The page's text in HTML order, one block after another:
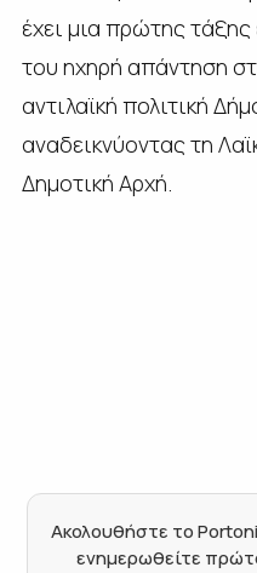
έχει μια πρώτης τάξης
του ηχηρή απάντηση
αντιλαϊκή πολιτική
αναδεικνύοντας τη
Δημοτική Αρχή.
Ακολουθήστε το
ενημερωθείτε